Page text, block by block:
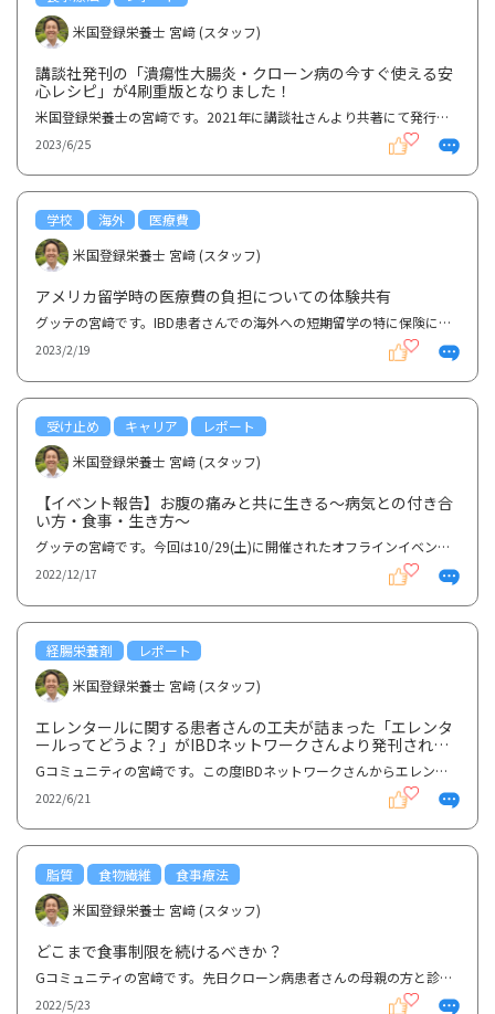
米国登録栄養士 宮﨑 (スタッフ)
講談社発刊の「潰瘍性大腸炎・クローン病の今すぐ使える安
心レシピ」が4刷重版となりました！
米国登録栄養士の宮﨑です。2021年に講談社さんより共著にて発行させていただいた『潰瘍性大腸炎・クロ...
2023/6/25
学校 海外
医療費
米国登録栄養士 宮﨑 (スタッフ)
アメリカ留学時の医療費の負担についての体験共有
グッテの宮﨑です。IBD患者さんでの海外への短期留学の特に保険に関する個別のお問い合わせ等をいただく...
2023/2/19
受け止め キャリア
レポート
米国登録栄養士 宮﨑 (スタッフ)
【イベント報告】お腹の痛みと共に生きる〜病気との付き合
い方・食事・生き方〜
グッテの宮﨑です。今回は10/29(土)に開催されたオフラインイベント「お腹の痛みと共に生きる〜病気との...
2022/12/17
経腸栄養剤
レポート
米国登録栄養士 宮﨑 (スタッフ)
エレンタールに関する患者さんの工夫が詰まった「エレンタ
ールってどうよ？」がIBDネットワークさんより発刊されま
した！
Gコミュニティの宮﨑です。この度IBDネットワークさんからエレンタールに関する患者さんの工夫が詰まっ...
2022/6/21
脂質 食物繊維
食事療法
米国登録栄養士 宮﨑 (スタッフ)
どこまで食事制限を続けるべきか？
Gコミュニティの宮﨑です。先日クローン病患者さんの母親の方と診断後の食事についてお話しする機会があ...
2022/5/23